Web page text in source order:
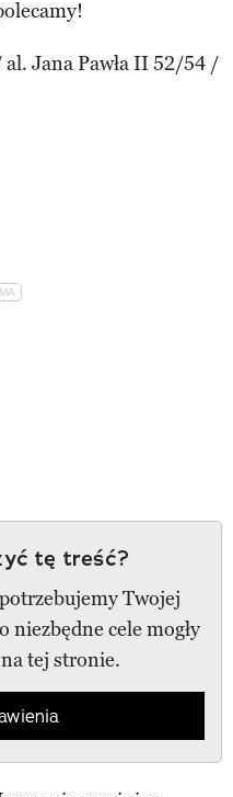
Jana Pawła II 52/54 /
tę treść?
Twojej
niezbędne cele mogły
na tej stronie.